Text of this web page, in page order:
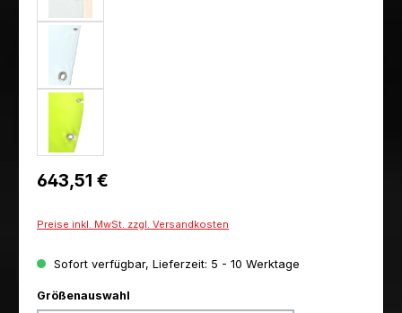
Regulärer Preis:
643,51 €
Preise inkl. MwSt. zzgl. Versandkosten
Sofort verfügbar, Lieferzeit: 5 - 10 Werktage
Größenauswahl